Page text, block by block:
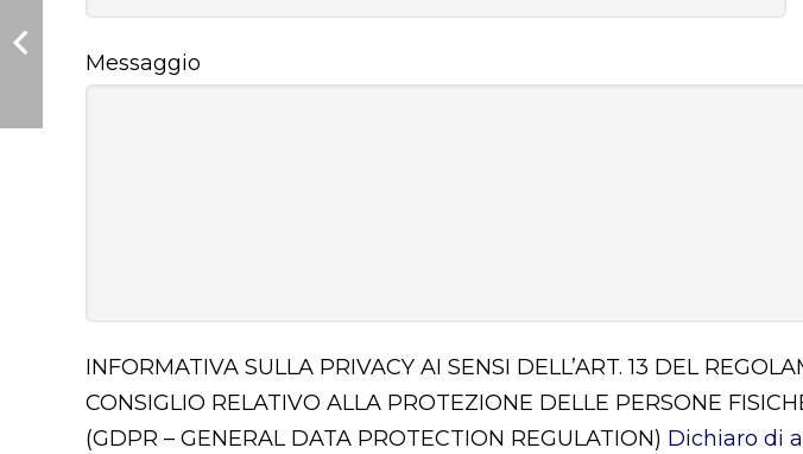
Messaggio
INFORMATIVA SULLA PRIVACY AI SENSI DELL’ART. 13 DEL
CONSIGLIO RELATIVO ALLA PROTEZIONE DELLE PERSONE
(GDPR – GENERAL DATA PROTECTION REGULATION) Dichiaro di